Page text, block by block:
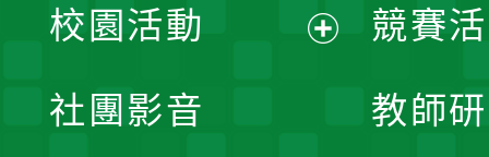
競賽
教師
開
校園活動
社團影音